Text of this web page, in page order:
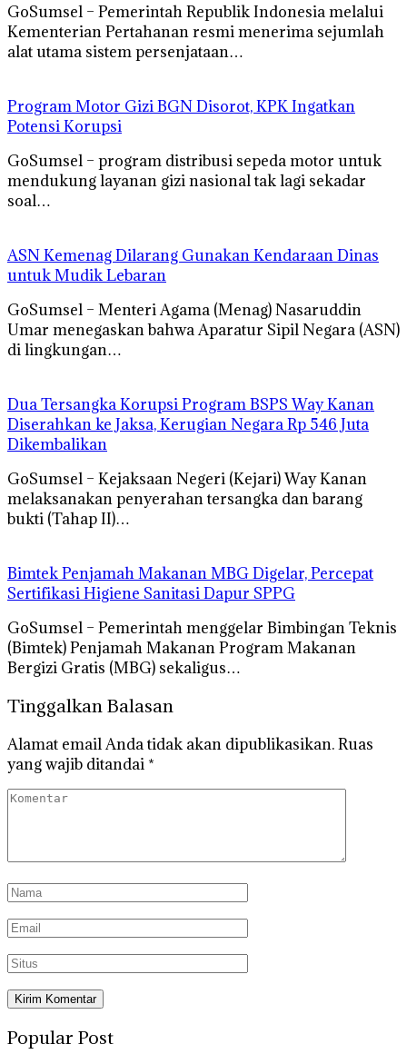
GoSumsel – Pemerintah Republik Indonesia melalui
Kementerian Pertahanan resmi menerima sejumlah
alat utama sistem persenjataan…
Program Motor Gizi BGN Disorot, KPK Ingatkan
Potensi Korupsi
GoSumsel – program distribusi sepeda motor untuk
mendukung layanan gizi nasional tak lagi sekadar
soal…
ASN Kemenag Dilarang Gunakan Kendaraan Dinas
untuk Mudik Lebaran
GoSumsel – Menteri Agama (Menag) Nasaruddin
Umar menegaskan bahwa Aparatur Sipil Negara (ASN)
di lingkungan…
Dua Tersangka Korupsi Program BSPS Way Kanan
Diserahkan ke Jaksa, Kerugian Negara Rp 546 Juta
Dikembalikan
GoSumsel – Kejaksaan Negeri (Kejari) Way Kanan
melaksanakan penyerahan tersangka dan barang
bukti (Tahap II)…
Bimtek Penjamah Makanan MBG Digelar, Percepat
Sertifikasi Higiene Sanitasi Dapur SPPG
GoSumsel – Pemerintah menggelar Bimbingan Teknis
(Bimtek) Penjamah Makanan Program Makanan
Bergizi Gratis (MBG) sekaligus…
Tinggalkan Balasan
Alamat email Anda tidak akan dipublikasikan.Ruas
yang wajib ditandai *
Popular Post